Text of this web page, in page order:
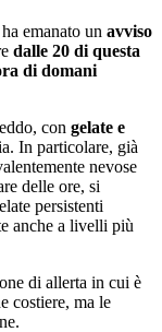
emanato un avviso
dalle 20 di questa
di domani
con gelate e
In particolare, già
nevose
delle ore, si
persistenti
anche a livelli più
di allerta in cui è
costiere, ma le